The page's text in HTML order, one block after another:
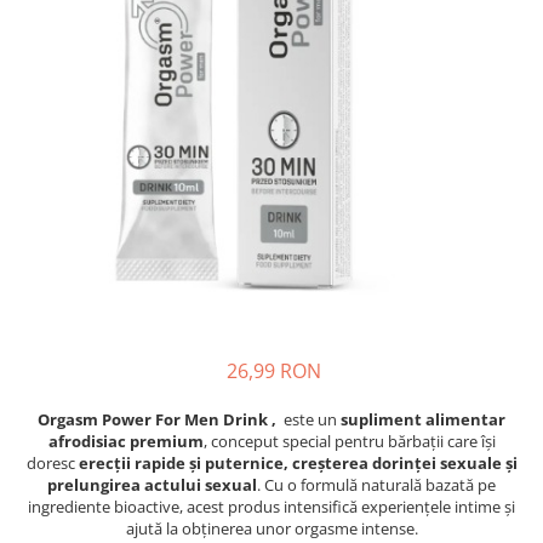
Piele, păr & unghii
Tranzit intestinal
Colesterol & tensiune
Sănătatea copiilor
Performanta sportiva
Sanatate Orala
Îngrijirea Tenului
Creme cu SPF
Geluri de curățare
Măști pentru față
Creme de corp
Loțiuni
Unturi de corp
Uleiuri de corp
Curcumin (Turmeric)
Glucozamina
Glutation
L-Arginina
Zinc Bisglicinat
26,99 RON
Orgasm Power For Men Drink, este un supliment alimentar
afrodisiac premium, conceput special pentru bărbații care își
dorescerecții rapide și puternice, creșterea dorinței sexuale și
prelungirea actului sexual. Cu o formulă naturală bazată pe
ingrediente bioactive, acest produs intensifică experiențele intime și
ajută la obținerea unor orgasme intense.